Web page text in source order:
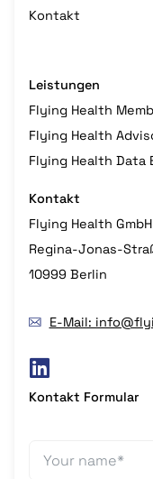
Kontakt
Leistungen
Flying Health
Flying Health
Flying Health Data
Kontakt
Flying Health GmbH
Regina-Jonas-
10999 Berlin
E-Mail:
Kontakt Formular